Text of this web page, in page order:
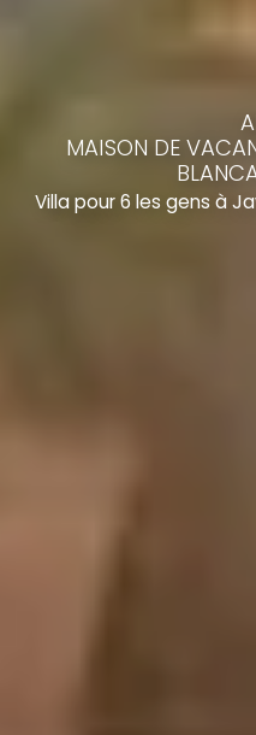
MAISON DE
Villa pour 6 les gens à